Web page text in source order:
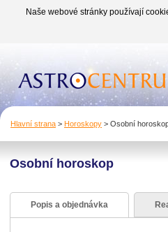
Naše webové stránky používají
Hlavní strana > Horoskopy > Osobní
Osobní horoskop
Popis a objednávka